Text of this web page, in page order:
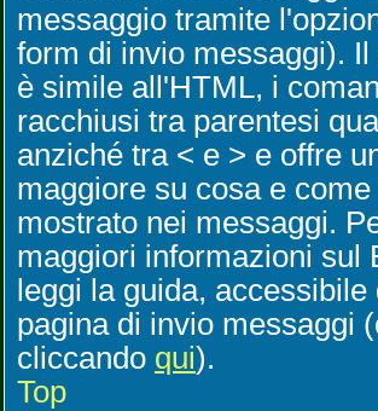
messaggio tramite
form di invio messaggi). Il
è simile all'HTML, i
racchiusi tra parentesi
anziché tra < e > e offre
maggiore su cosa e
mostrato nei messaggi.
maggiori informazioni sul
leggi la guida, accessibile
pagina di invio messaggi
cliccando qui).
Top